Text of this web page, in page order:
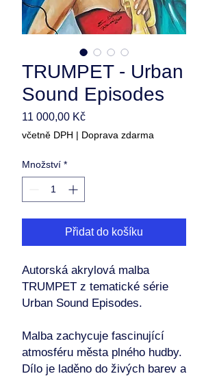
TRUMPET - Urban
Sound Episodes
11 000,00 KčCena
včetně DPH | Doprava zdarma
Množství *
Přidat do košíku
Autorská akrylová malba
TRUMPET z tematické série
Urban Sound Episodes.
Malba zachycuje fascinující
atmosféru města plného hudby.
Dílo je laděno do živých barev a